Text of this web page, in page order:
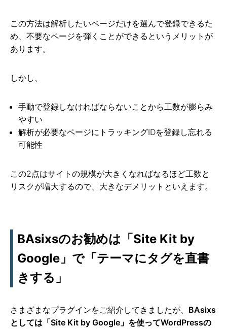
この方法は解析したいページだけを選んで登録できるた
め、不要なページを弾くことができるというメリットが
あります。
しかし、
手動で登録しなければならないことから工数が膨らみ
やすい
解析が必要なページにトラッキングIDを登録し忘れる
可能性
この2点はサイトの規模が大きくなればなるほど工数と
リスクが増大するので、大きなデメリットといえます。
BAsixsのお勧めは「Site Kit by
Google」で「テーマにタグを直書
きする」
さまざまなプラグインをご紹介してきましたが、 BAsixs
としては「Site Kit by Google」を使ってWordPressの